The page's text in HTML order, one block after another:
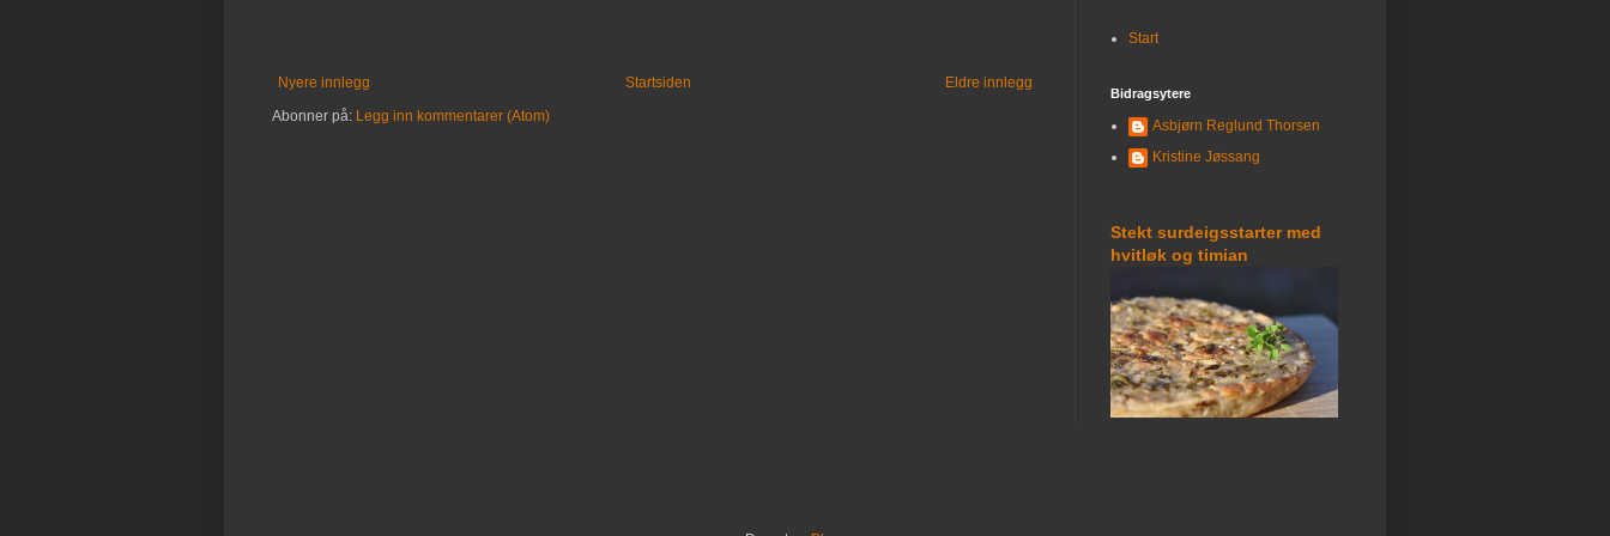
Nyere innlegg Eldre innlegg
Startsiden
Abonner på: Legg inn kommentarer (Atom)
Start
Bidragsytere
Asbjørn Reglund Thorsen
Kristine Jøssang
Stekt surdeigsstarter med
hvitløk og timian